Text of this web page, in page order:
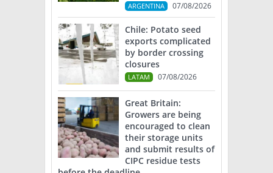
ARGENTINA 07/08/2026
Chile: Potato seed
exports complicated
by border crossing
closures
LATAM 07/08/2026
Great Britain:
Growers are being
encouraged to clean
their storage units
and submit results of
CIPC residue tests